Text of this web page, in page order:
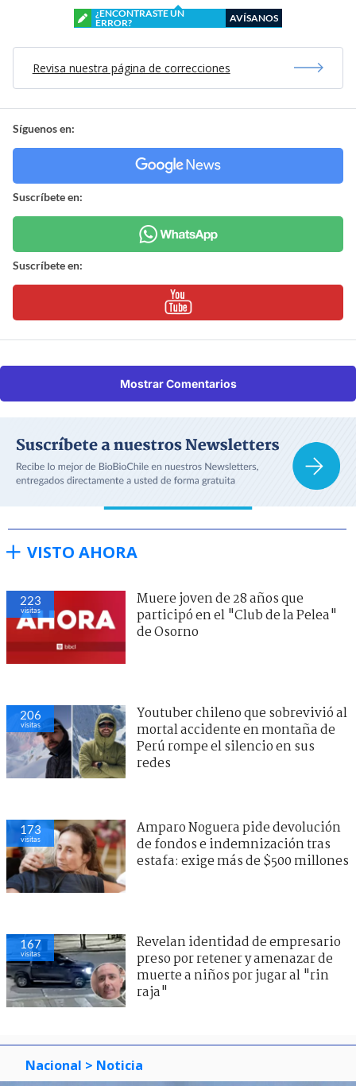
¿ENCONTRASTE UN
ERROR?
AVÍSANOS
Revisa nuestra página de correcciones
Síguenos en:
Suscríbete en:
Suscríbete en:
Mostrar Comentarios
VISTO AHORA
223
visitas
Muere joven de 28 años que
participó en el "Club de la Pelea"
de Osorno
206
visitas
Youtuber chileno que sobrevivió al
mortal accidente en montaña de
Perú rompe el silencio en sus
redes
173
visitas
Amparo Noguera pide devolución
de fondos e indemnización tras
estafa: exige más de $500 millones
167
visitas
Revelan identidad de empresario
preso por retener y amenazar de
muerte a niños por jugar al "rin
raja"
Nacional > Noticia